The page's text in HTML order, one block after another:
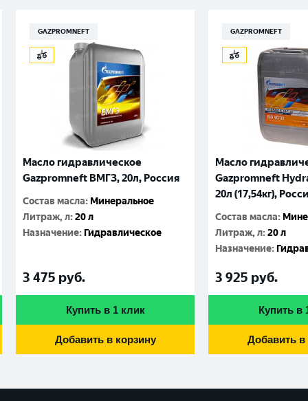
GAZPROMNEFT
Масло гидравлическое
Gazpromneft ВМГЗ, 20л, Россия
Состав масла: Минеральное
Литраж, л:20 л
Назначение: Гидравлическое
3 475 руб.
Купить в 1 клик
Добавить в корзину
GAZPROMNEFT
Масло
Gazpromneft
20л (17,54кг),
Состав масла:
Литраж, л:20 л
Назначение:
3 925 руб.
Купить в
Добавить в